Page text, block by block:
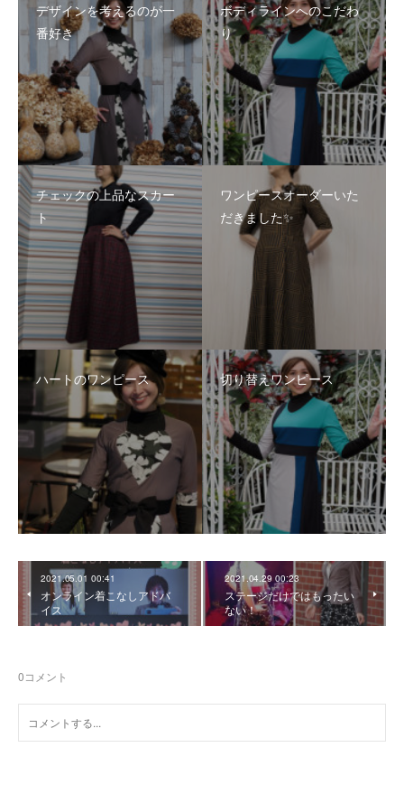
デザインを考えるのが一
番好き
ボディラインへのこだわ
り
チェックの上品なスカー
ト
ワンピースオーダーいた
だきました✨
ハートのワンピース 切り替えワンピース
2021.05.01 00:41
オンライン着こなしアドバ
イス
2021.04.29 00:23
ステージだけではもったい
ない！
0コメント